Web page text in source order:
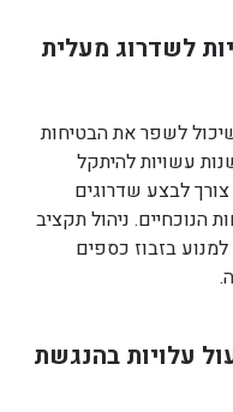
לשדרוג מעלית
לשפר את הבטיחות
עשויות להיתקל
לבצע שדרוגים
הנוכחיים. ניהול תקציב
בזבוז כספים
עלויות בהנגשת